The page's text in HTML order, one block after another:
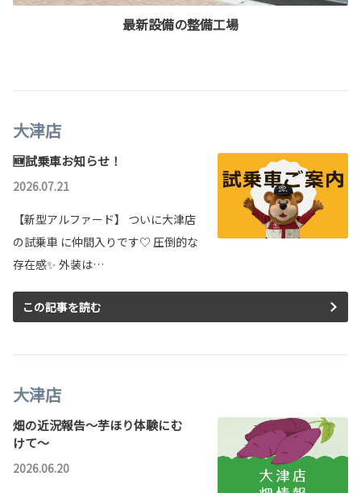
最新設備の整備工場
大津店
🆕試乗車お知らせ！
2026.07.21
【新型アルファード】 ついに大津店
の試乗車 に仲間入りです♡ 圧倒的な
存在感✨ 外装は…
この記事を読む
大津店
畑の近況報告～芋ほり体験にむ
けて～
2026.06.20